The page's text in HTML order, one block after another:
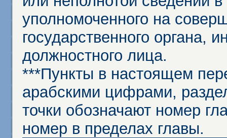
уполномоченного на
государственного органа,
должностного лица.
***Пункты в настоящем
арабскими цифрами,
точки обозначают номер
номер в пределах главы.